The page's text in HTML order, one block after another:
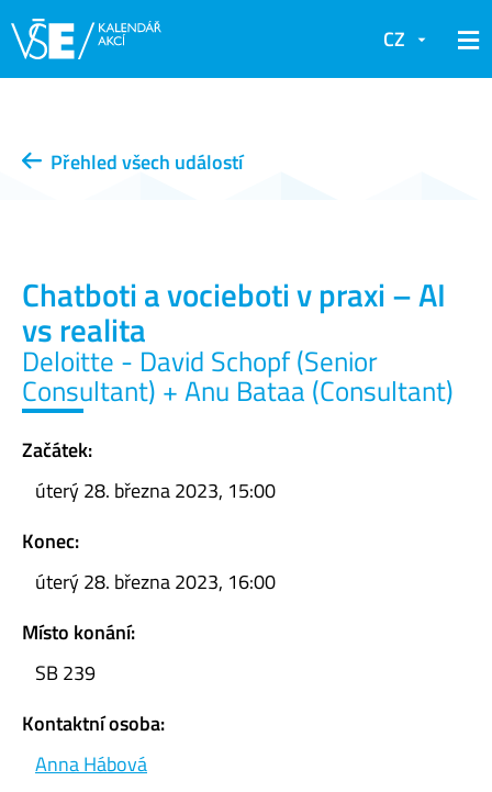
CZ
Přehled všech událostí
Chatboti a vocieboti v praxi – AI
vs realita
Deloitte - David Schopf (Senior
Consultant) + Anu Bataa (Consultant)
Začátek:
úterý 28. března 2023, 15:00
Konec:
úterý 28. března 2023, 16:00
Místo konání:
SB 239
Kontaktní osoba:
Anna Hábová